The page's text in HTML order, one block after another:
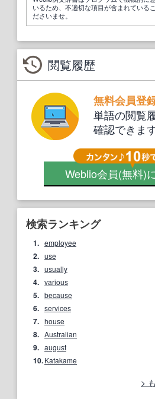
いるため、不適切な項目が含まれている
ださいませ。
閲覧履歴
無料会員登
単語の閲覧
確認できます
Weblio会員(無料)
検索ランキング
1. employee
2. use
3. usually
4. various
5. because
6. services
7. house
8. Australian
9. august
10.Katakame